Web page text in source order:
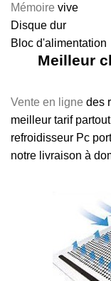
Mémoire vive
Disque dur
Bloc d'alimentation
Meilleur
Vente en ligne des
meilleur tarif
refroidisseur Pc
notre livraison à